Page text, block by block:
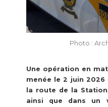
Photo :
Une opération en
menée le 2 juin 2026
la route de la Station,
ainsi que dans un